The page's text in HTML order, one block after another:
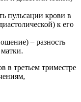
пульсации крови в
к его
– разность
в третьем триместре